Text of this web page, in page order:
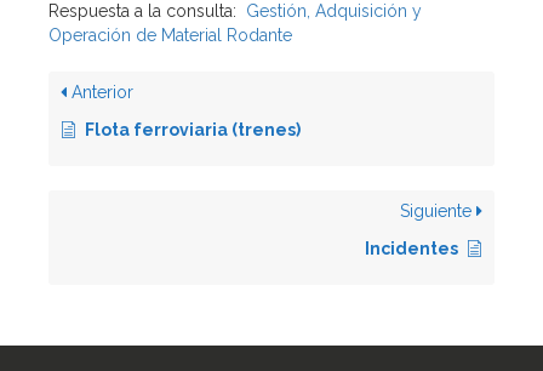
Respuesta a la consulta: Gestión, Adquisición y
Operación de Material Rodante
Anterior
Flota ferroviaria (trenes)
Siguiente
Incidentes